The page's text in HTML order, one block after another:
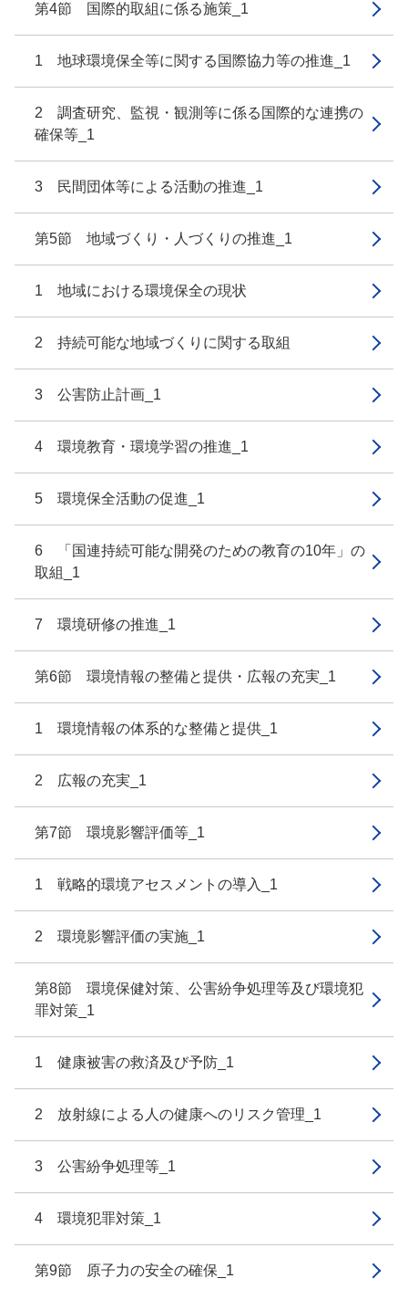
第4節 国際的取組に係る施策_1
1 地球環境保全等に関する国際協力等の推進_1
2 調査研究、監視・観測等に係る国際的な連携の
確保等_1
3 民間団体等による活動の推進_1
第5節 地域づくり・人づくりの推進_1
1 地域における環境保全の現状
2 持続可能な地域づくりに関する取組
3 公害防止計画_1
4 環境教育・環境学習の推進_1
5 環境保全活動の促進_1
6 「国連持続可能な開発のための教育の10年」の
取組_1
7 環境研修の推進_1
第6節 環境情報の整備と提供・広報の充実_1
1 環境情報の体系的な整備と提供_1
2 広報の充実_1
第7節 環境影響評価等_1
1 戦略的環境アセスメントの導入_1
2 環境影響評価の実施_1
第8節 環境保健対策、公害紛争処理等及び環境犯
罪対策_1
1 健康被害の救済及び予防_1
2 放射線による人の健康へのリスク管理_1
3 公害紛争処理等_1
4 環境犯罪対策_1
第9節 原子力の安全の確保_1